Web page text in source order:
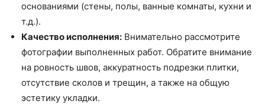
основаниями (стены, полы, ванные комнаты, кухни и
т.д.).
Качество исполнения: Внимательно рассмотрите
фотографии выполненных работ. Обратите внимание
на ровность швов, аккуратность подрезки плитки,
отсутствие сколов и трещин, а также на общую
эстетику укладки.